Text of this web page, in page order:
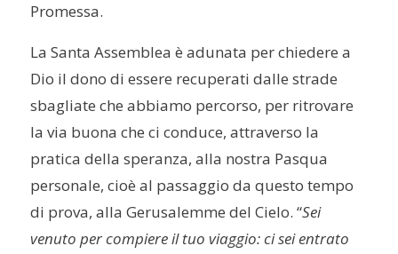
Promessa.
La Santa Assemblea è adunata per chiedere a
Dio il dono di essere recuperati dalle strade
sbagliate che abbiamo percorso, per ritrovare
la via buona che ci conduce, attraverso la
pratica della speranza, alla nostra Pasqua
personale, cioè al passaggio da questo tempo
di prova, alla Gerusalemme del Cielo. “Sei
venuto per compiere il tuo viaggio: ci sei entrato